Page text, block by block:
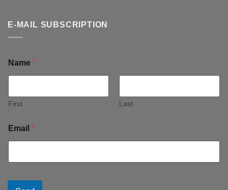
E-MAIL SUBSCRIPTION
Name *
First Last
Email *